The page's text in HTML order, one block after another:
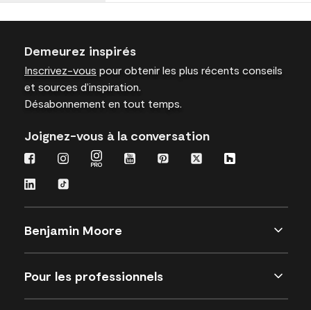
Demeurez inspirés
Inscrivez-vous pour obtenir les plus récents conseils
et sources d’inspiration.
Désabonnement en tout temps.
Joignez-vous à la conversation
Benjamin Moore
Pour les professionnels